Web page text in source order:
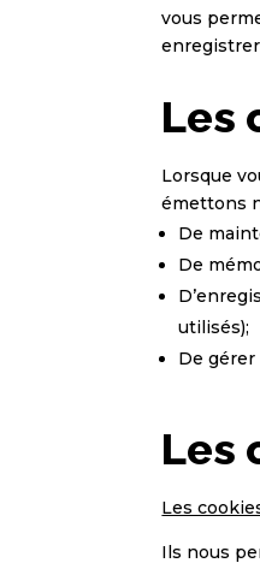
vous
Les
Lorsque
émettons
De
De
utilisés);
De gérer
Les
Les
Ils nous